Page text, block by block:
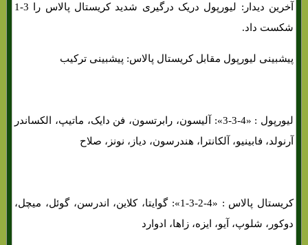
آخرین دیدار: لیورپول دریک درگیری شدید کریستال پالاس را 3-1
شکست داد.
پیشبینی لیورپول مقابل کریستال پالاس: پیشبینی ترکیب
لیورپول : «4-3-3»: آلیسون، رابرتسون، فن دایک، ماتیپ، الکساندر
آرنولد، فابینیو، آلکانترا، هندرسون، دیاز، نونز، صلاح
کریستال پالاس : «4-2-3-1»: گوایتا، کلاین، اندرسن، گوئل، میچل،
دوکور، شلوپ، آیو، ایزه، زاها، ادوارد